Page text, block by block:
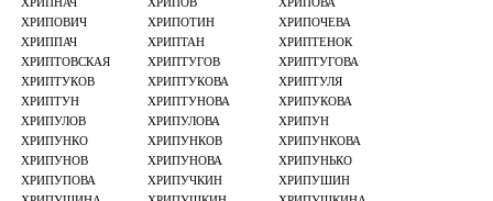
ХРИПНАЧ
ХРИПОВ
ХРИПОВА
ХРИПОВИЧ
ХРИПОТИН
ХРИПОЧЕВА
ХРИППАЧ
ХРИПТАН
ХРИПТЕНОК
ХРИПТОВСКАЯ
ХРИПТУГОВ
ХРИПТУГОВА
ХРИПТУКОВ
ХРИПТУКОВА
ХРИПТУЛЯ
ХРИПТУН
ХРИПТУНОВА
ХРИПУКОВА
ХРИПУЛОВ
ХРИПУЛОВА
ХРИПУН
ХРИПУНКО
ХРИПУНКОВ
ХРИПУНКОВА
ХРИПУНОВ
ХРИПУНОВА
ХРИПУНЬКО
ХРИПУПОВА
ХРИПУЧКИН
ХРИПУШИН